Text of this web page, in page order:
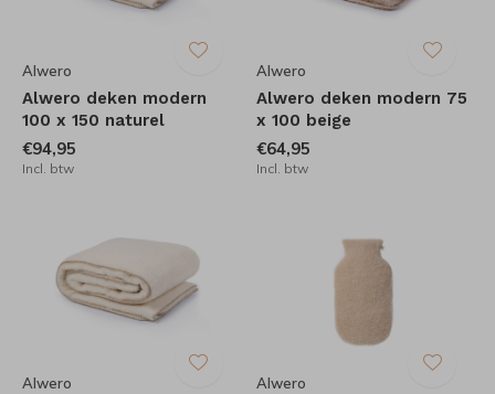
Alwero
Alwero deken modern
100 x 150 naturel
€94,95
Incl. btw
Alwero
Alwero deken modern 75
x 100 beige
€64,95
Incl. btw
Alwero Alwero